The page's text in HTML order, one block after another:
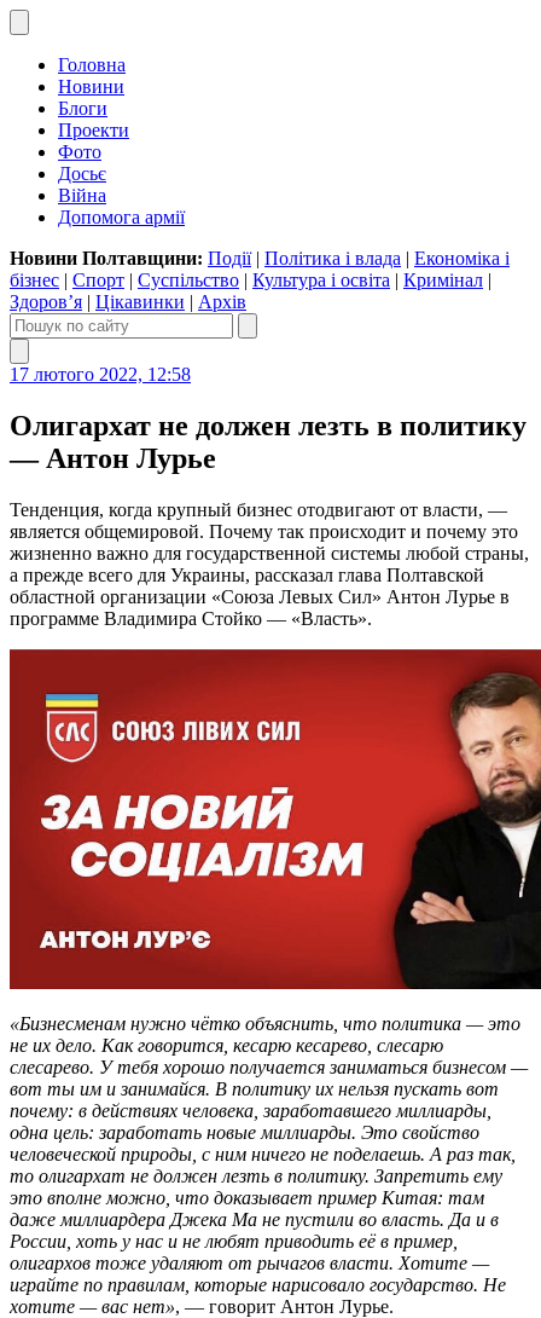
Головна
Новини
Блоги
Проекти
Фото
Досьє
Війна
Допомога армії
Новини Полтавщини: Події| Політика і влада | Економіка і
бізнес | Спорт | Суспільство | Культура і освіта | Кримінал |
Здоров’я | Цікавинки | Архів
17 лютого 2022, 12:58
Олигархат не должен лезть в политику
— Антон Лурье
Тенденция, когда крупный бизнес отодвигают от власти, —
является общемировой. Почему так происходит и почему это
жизненно важно для государственной системы любой страны,
а прежде всего для Украины, рассказал глава Полтавской
областной организации «Союза Левых Сил» Антон Лурье в
программе Владимира Стойко — «Власть».
«Бизнесменам нужно чётко объяснить, что политика — это
не их дело. Как говорится, кесарю кесарево, слесарю
слесарево. У тебя хорошо получается заниматься бизнесом —
вот ты им и занимайся. В политику их нельзя пускать вот
почему: в действиях человека, заработавшего миллиарды,
одна цель: заработать новые миллиарды. Это свойство
человеческой природы, с ним ничего не поделаешь. А раз так,
то олигархат не должен лезть в политику. Запретить ему
это вполне можно, что доказывает пример Китая: там
даже миллиардера Джека Ма не пустили во власть. Да и в
России, хоть у нас и не любят приводить её в пример,
олигархов тоже удаляют от рычагов власти. Хотите —
играйте по правилам, которые нарисовало государство. Не
хотите — вас нет», — говорит Антон Лурье.